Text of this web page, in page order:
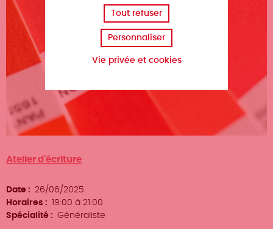
Type
Atelier d'écriture
Date
26/06/2025
Horaires
19:00 à 21:00
Spécialité
Généraliste
Tout refuser
Personnaliser
Vie privée et cookies